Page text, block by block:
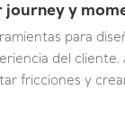
journey y
para
del
fricciones y